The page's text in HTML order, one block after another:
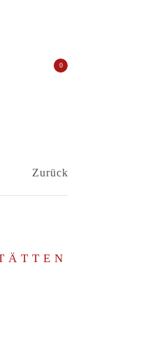
0
Zurück